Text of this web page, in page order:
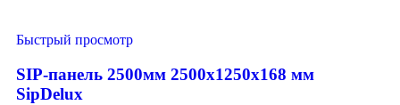
Быстрый просмотр
SIP-панель 2500мм 2500x1250x168 мм
SipDelux